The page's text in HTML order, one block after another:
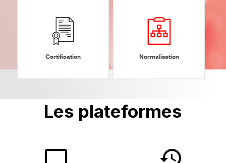
Certification Normalisation
Les plateformes